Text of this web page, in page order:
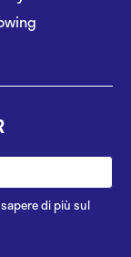
di più sul